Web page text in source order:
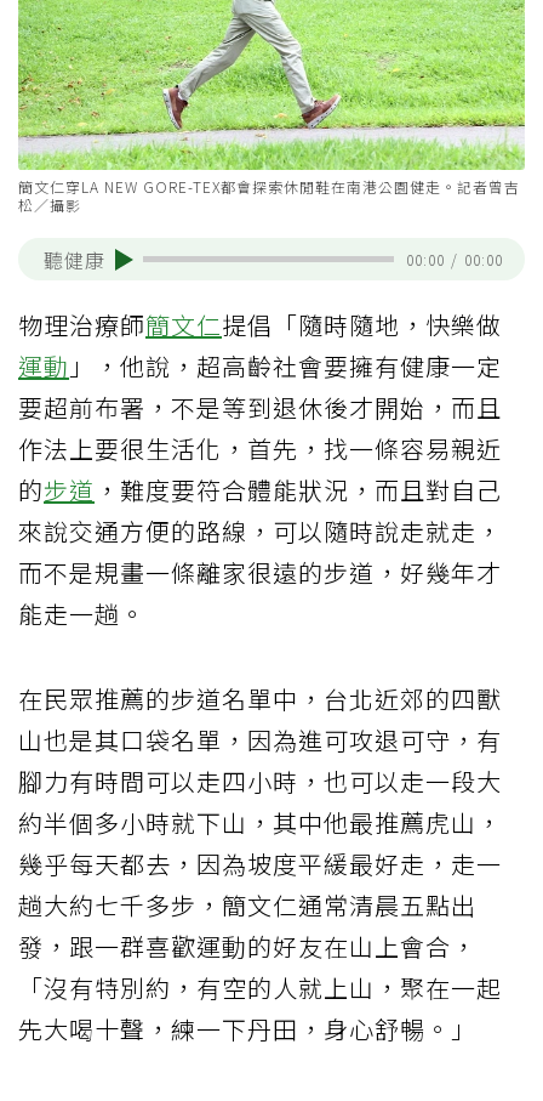
簡文仁穿LA NEW GORE-TEX都會探索休閒鞋在南港公園健走。記者曾吉
松／攝影
聽健康 00:00 / 00:00
物理治療師簡文仁提倡「隨時隨地，快樂做
運動 」，他說，超高齡社會要擁有健康一定
要超前布署，不是等到退休後才開始，而且
作法上要很生活化，首先，找一條容易親近
的步道 ，難度要符合體能狀況，而且對自己
來說交通方便的路線，可以隨時說走就走，
而不是規畫一條離家很遠的步道，好幾年才
能走一趟。
在民眾推薦的步道名單中，台北近郊的四獸
山也是其口袋名單，因為進可攻退可守，有
腳力有時間可以走四小時，也可以走一段大
約半個多小時就下山，其中他最推薦虎山，
幾乎每天都去，因為坡度平緩最好走，走一
趟大約七千多步，簡文仁通常清晨五點出
發，跟一群喜歡運動的好友在山上會合，
「沒有特別約，有空的人就上山，聚在一起
先大喝十聲，練一下丹田，身心舒暢。」